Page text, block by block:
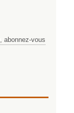
, abonnez-vous